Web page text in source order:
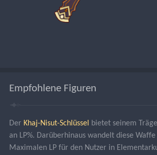
Empfohlene Figuren
Der Khaj-Nisut-Schlüssel
bietet seinem
an LP%. Darüberhinaus wandelt diese
Maximalen LP für den Nutzer in